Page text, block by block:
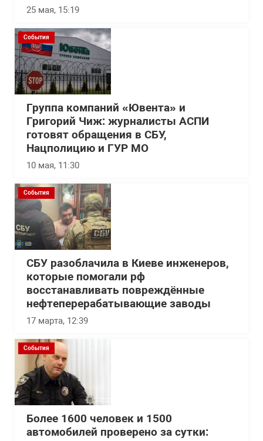
25 мая, 15:19
События
Группа компаний «Ювента» и
Григорий Чиж: журналисты АСПИ
готовят обращения в СБУ,
Нацполицию и ГУР МО
10 мая, 11:30
События
СБУ разоблачила в Киеве инженеров,
которые помогали рф
восстанавливать повреждённые
нефтеперерабатывающие заводы
17 марта, 12:39
События
Более 1600 человек и 1500
автомобилей проверено за сутки: